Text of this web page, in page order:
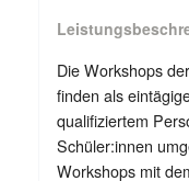
Die Workshops
finden als
qualifiziertem
Schüler:innen
Workshops mit